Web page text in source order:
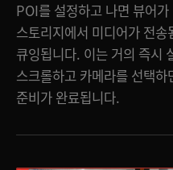
POI를 설정하고 나면 뷰어
스토리지에서 미디어가 전
큐잉됩니다. 이는 거의 즉시
스크롤하고 카메라를 선택하
준비가 완료됩니다.